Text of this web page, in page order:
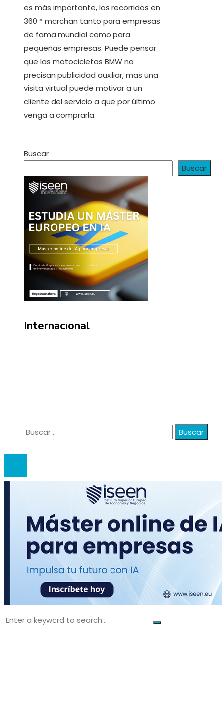
es más importante, los recorridos en
360 ° marchan tanto para empresas
de fama mundial como para
pequeñas empresas. Puede pensar
que las motocicletas BMW no
precisan publicidad auxiliar, mas una
visita virtual puede motivar a un
cliente del servicio a que por último
venga a comprarla.
Buscar
Buscar
Internacional
Buscar: